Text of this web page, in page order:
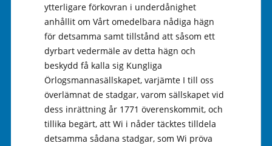
ytterligare förkovran i underdånighet
anhållit om Vårt omedelbara nådiga hägn
för detsamma samt tillstånd att såsom ett
dyrbart vedermäle av detta hägn och
beskydd få kalla sig Kungliga
Örlogsmannasällskapet, varjämte I till oss
överlämnat de stadgar, varom sällskapet vid
dess inrättning år 1771 överenskommit, och
tillika begärt, att Wi i nåder täcktes tilldela
detsamma sådana stadgar, som Wi pröva